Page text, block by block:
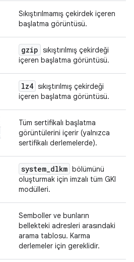
Sıkıştırılmamış çekirdek içeren
başlatma görüntüsü.
gzip sıkıştırılmış çekirdeği
içeren başlatma görüntüsü.
lz4 sıkıştırılmış çekirdeği
içeren başlatma görüntüsü.
Tüm sertifikalı başlatma
görüntülerini içerir (yalnızca
sertifikalı derlemelerde).
system_dlkm bölümünü
oluşturmak için imzalı tüm GKI
modülleri.
Semboller ve bunların
bellekteki adresleri arasındaki
arama tablosu. Karma
derlemeler için gereklidir.